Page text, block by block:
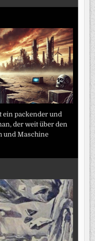
ein packender und
der weit über den
und Maschine